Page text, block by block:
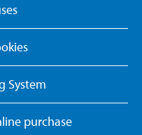
System
purchase